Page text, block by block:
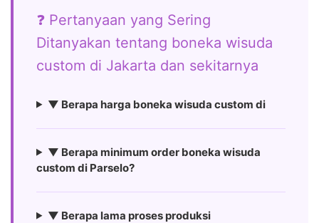
❓ Pertanyaan yang Sering
Ditanyakan tentang boneka wisuda
custom di Jakarta dan sekitarnya
▼ Berapa harga boneka wisuda custom di
▼ Berapa minimum order boneka wisuda
custom di Parselo?
▼ Berapa lama proses produksi